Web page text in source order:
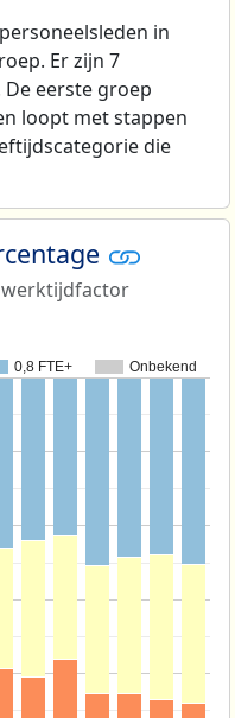
in
Er zijn 7
eerste groep
loopt met stappen
die
werktijdfactor
0,8 FTE+ Onbekend